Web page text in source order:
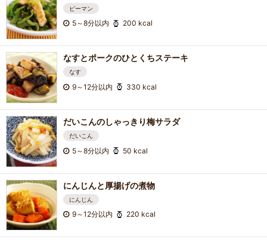
ピーマン
5～8分以内 200 kcal
なすとポークのひとくちステーキ
なす
9～12分以内 330 kcal
だいこんのしゃっきり梅サラダ
だいこん
5～8分以内 50 kcal
にんじんと厚揚げの煮物
にんじん
9～12分以内 220 kcal